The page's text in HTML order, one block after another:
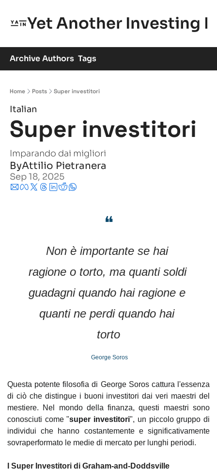
Yet Another Investing
ArchiveAuthors Tags
Home Posts Super investitori
Italian
Super investitori
Imparando dai migliori
ByAttilio Pietranera
Sep 18, 2025
❝
Non è importante se hai
ragione o torto, ma quanti soldi
guadagni quando hai ragione e
quanti ne perdi quando hai
torto
George Soros
Questa potente filosofia di George Soros cattura l'essenza
di ciò che distingue i buoni investitori dai veri maestri del
mestiere. Nel mondo della finanza, questi maestri sono
conosciuti come "super investitori", un piccolo gruppo di
individui che hanno costantemente e significativamente
sovraperformato le medie di mercato per lunghi periodi.
I Super Investitori di Graham-and-Doddsville